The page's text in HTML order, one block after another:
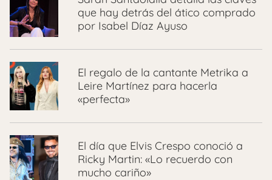
que hay detrás del ático comprado
por Isabel Díaz Ayuso
El regalo de la cantante Metrika a
Leire Martínez para hacerla
«perfecta»
El día que Elvis Crespo conoció a
Ricky Martin: «Lo recuerdo con
mucho cariño»